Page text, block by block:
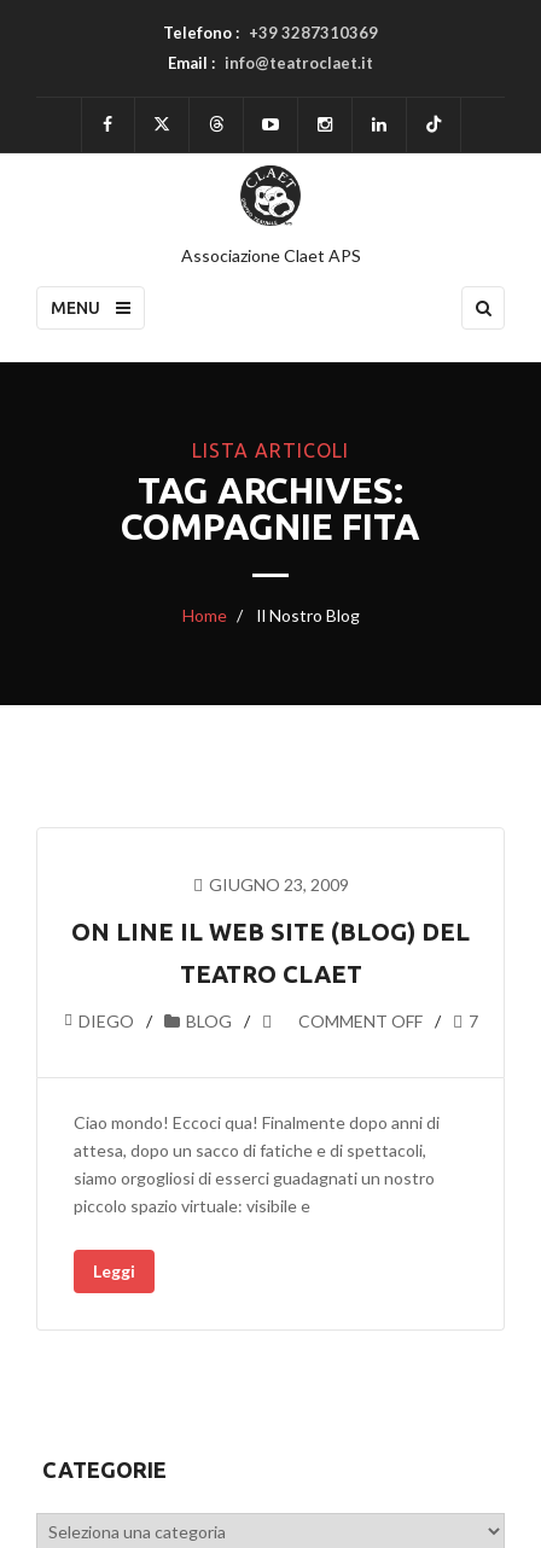
Telefono : +39 3287310369
Email : info@teatroclaet.it
Associazione Claet APS
MENU
LISTA ARTICOLI
TAG ARCHIVES:
COMPAGNIE FITA
Home Il Nostro Blog
GIUGNO 23, 2009
ON LINE IL WEB SITE (BLOG) DEL
TEATRO CLAET
DIEGO BLOG COMMENT OFF 7
Ciao mondo! Eccoci qua! Finalmente dopo anni di
attesa, dopo un sacco di fatiche e di spettacoli,
siamo orgogliosi di esserci guadagnati un nostro
piccolo spazio virtuale: visibile e
Leggi
CATEGORIE
Categorie